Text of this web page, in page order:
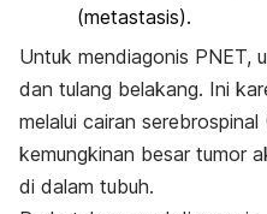
(metastasis).
Untuk mendiagonis PNET,
dan tulang belakang. Ini
melalui cairan
kemungkinan besar tumor
di dalam tubuh.